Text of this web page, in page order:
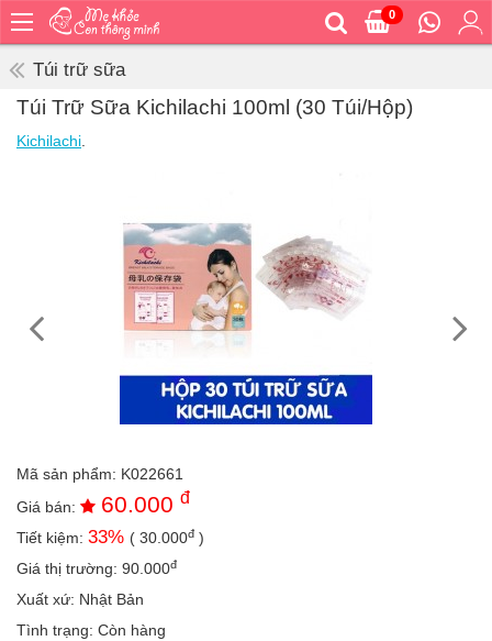
0
Bé
ăn
khỏe
an
Bé
Bé
Túi trữ sữa
Túi Trữ Sữa Kichilachi 100ml (30 Túi/Hộp)
Kichilachi
Mã sản phẩm: K022661
Giá bán:
60.000 đ
Tiết kiệm: 33% ( 30.000đ )
Giá thị trường: 90.000đ
Xuất xứ: Nhật Bản
Tình trạng: Còn hàng